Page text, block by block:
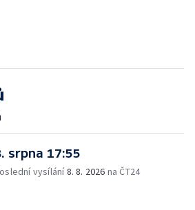
srpna 17:55
vysílání8. 8. 2026 na ČT24